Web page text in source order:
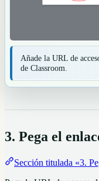
Añade la URL de
de Classroom.
3. Pega el
Sección titulada «3.